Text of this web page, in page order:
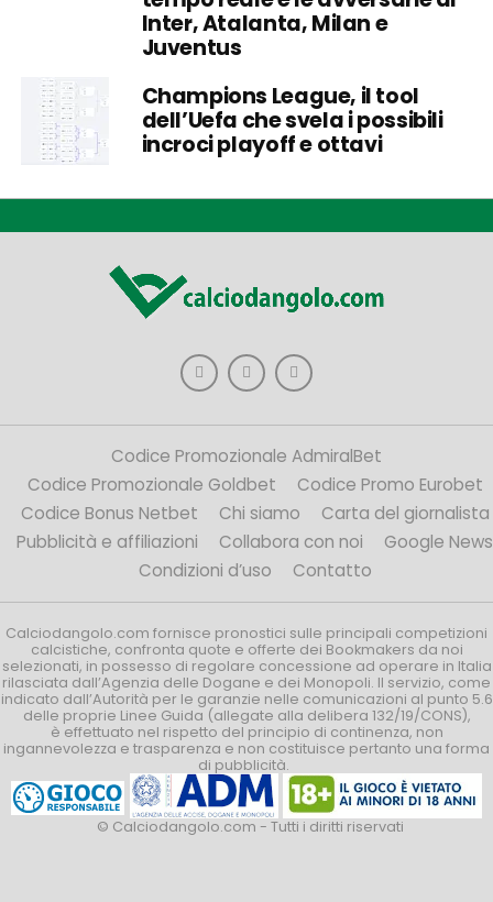
Inter, Atalanta, Milan e
Juventus
Champions League, il tool
dell’Uefa che svela i possibili
incroci playoff e ottavi
Codice Promozionale AdmiralBet
Codice Promozionale Goldbet
Codice Promo Eurobet
Codice Bonus Netbet
Chi siamo
Carta del giornalista
Pubblicità e affiliazioni
Collabora con noi
Google News
Condizioni d’uso
Contatto
Calciodangolo.com fornisce pronostici sulle principali competizioni
calcistiche, confronta quote e offerte dei Bookmakers da noi
selezionati, in possesso di regolare concessione ad operare in Italia
rilasciata dall’Agenzia delle Dogane e dei Monopoli. Il servizio, come
indicato dall’Autorità per le garanzie nelle comunicazioni al punto 5.6
delle proprie Linee Guida (allegate alla delibera 132/19/CONS),
è effettuato nel rispetto del principio di continenza, non
ingannevolezza e trasparenza e non costituisce pertanto una forma
di pubblicità.
© Calciodangolo.com - Tutti i diritti riservati